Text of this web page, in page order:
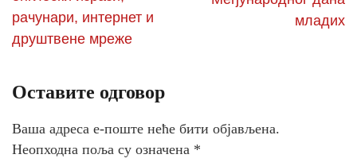
рачунари, интернет и
друштвене мреже
младих
Оставите одговор
Ваша адреса е-поште неће бити објављена.
Неопходна поља су означена *